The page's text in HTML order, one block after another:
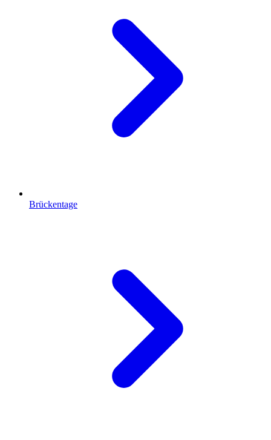
Brückentage